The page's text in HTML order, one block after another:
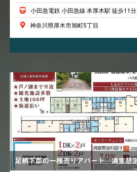
小田急電鉄 小田急線 本厚木駅 徒歩11分
神奈川県厚木市旭町5丁目